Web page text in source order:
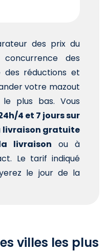
des prix du
des
des réductions et
votre mazout
plus bas. Vous
4 et 7 jours sur
livraison gratuite
livraison ou à
Le tarif indiqué
le jour de la
villes les plus